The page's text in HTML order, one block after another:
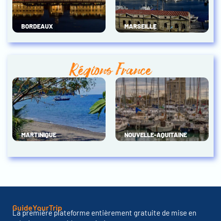
BORDEAUX MARSEILLE
Régions France
MARTINIQUE NOUVELLE-AQUITAINE
GuideYourTrip
La première plateforme entièrement gratuite de mise en